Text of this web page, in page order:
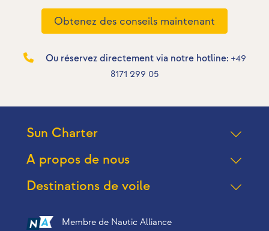
Obtenez des conseils maintenant
Ou réservez directement via notre hotline: +49
8171 299 05
Sun Charter
A propos de nous
Destinations de voile
Membre de Nautic Alliance